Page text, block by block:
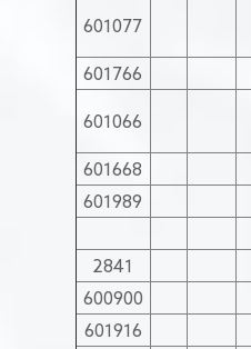
601077
601766
601066
601668
601989
2841
600900
601916